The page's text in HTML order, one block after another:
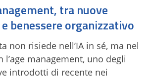
tra nuove
benessere organizzativo
non risiede nell’IA in sé, ma nel
l’age management, uno degli
introdotti di recente nei